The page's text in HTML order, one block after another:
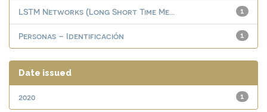
1
LSTM Networks (Long Short Time Me...
1
Personas – Identificación
Date issued
1
2020